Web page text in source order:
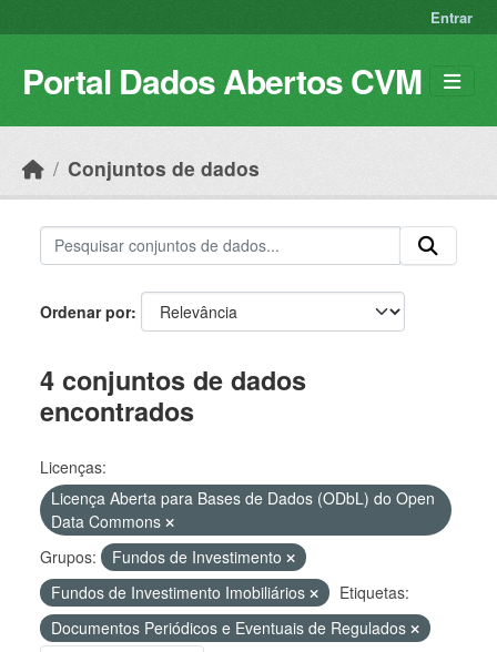
Entrar
Portal Dados Abertos CVM
Conjuntos de dados
Ordenar por
4 conjuntos de dados
encontrados
Licenças:
Licença Aberta para Bases de Dados (ODbL) do Open
Data Commons
Grupos:
Fundos de Investimento
Fundos de Investimento Imobiliários
Etiquetas:
Documentos Periódicos e Eventuais de Regulados